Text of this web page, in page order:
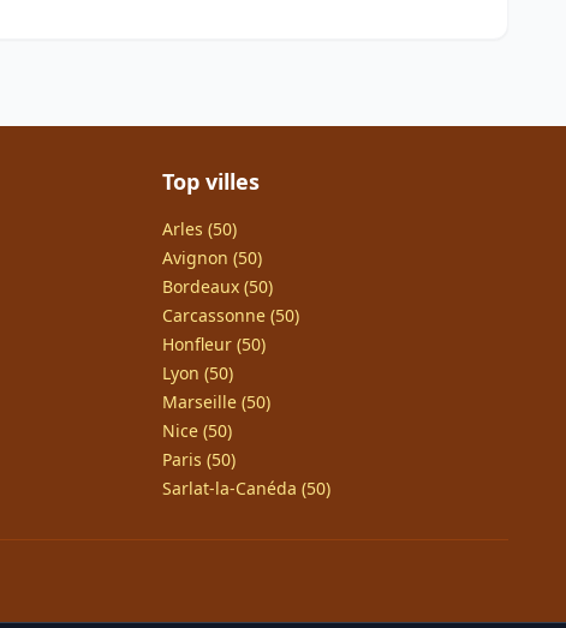
Top villes
Arles (50)
Avignon (50)
Bordeaux (50)
Carcassonne (50)
Honfleur (50)
Lyon (50)
Marseille (50)
Nice (50)
Paris (50)
Sarlat-la-Canéda (50)